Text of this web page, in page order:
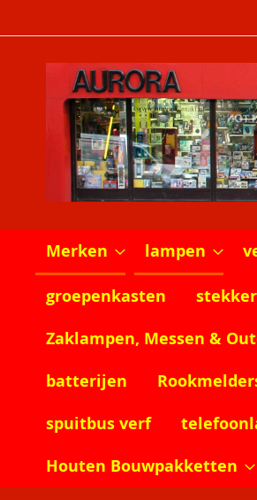
naar
inhoud
Merken lampen
groepenkasten
Zaklampen, Messen &
batterijen
spuitbus verf
Houten Bouwpakketten